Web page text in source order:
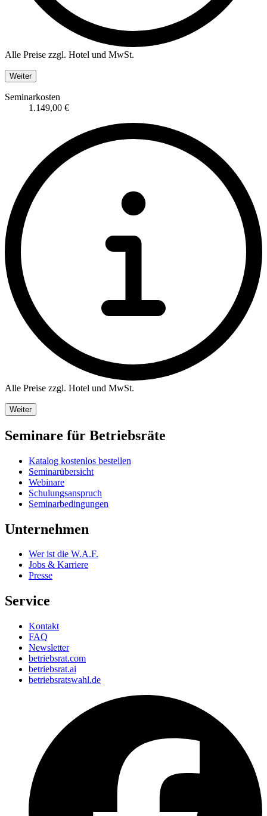
Alle Preise zzgl. Hotel und MwSt.
Weiter
Seminarkosten
1.149,00 €
Alle Preise zzgl. Hotel und MwSt.
Weiter
Seminare für Betriebsräte
Katalog kostenlos bestellen
Seminarübersicht
Webinare
Schulungsanspruch
Seminarbedingungen
Unternehmen
Wer ist die W.A.F.
Jobs & Karriere
Presse
Service
Kontakt
FAQ
Newsletter
betriebsrat.com
betriebsrat.ai
betriebsratswahl.de